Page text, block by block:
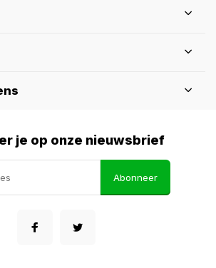
je op onze nieuwsbrief
Abonneer